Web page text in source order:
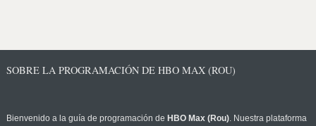
SOBRE LA PROGRAMACIÓN DE HBO MAX (ROU)
Bienvenido a la guía de programación de HBO Max (Rou). Nuestra plataforma